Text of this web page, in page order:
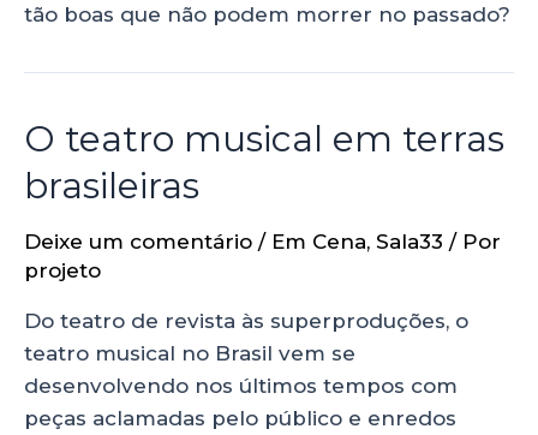
tão boas que não podem morrer no passado?
O teatro musical em terras
brasileiras
Deixe um comentário / Em Cena, Sala33 / Por
projeto
Do teatro de revista às superproduções, o
teatro musical no Brasil vem se
desenvolvendo nos últimos tempos com
peças aclamadas pelo público e enredos